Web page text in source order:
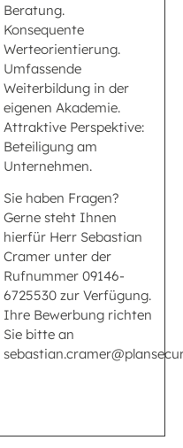
Beratung.
Konsequente
Werteorientierung.
Umfassende
Weiterbildung in der
eigenen Akademie.
Attraktive Perspektive:
Beteiligung am
Unternehmen.
Sie haben Fragen?
Gerne steht Ihnen
hierfür Herr Sebastian
Cramer unter der
Rufnummer 09146-
6725530 zur Verfügung.
Ihre Bewerbung richten
Sie bitte an